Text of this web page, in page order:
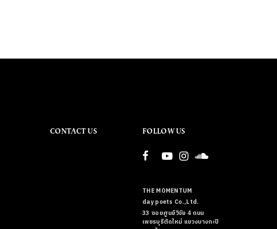
CONTACT US FOLLOW US
THE MOMENTUM
day poets Co.,Ltd.
33 ซอยศูนย์วิจัย 4 ถนน
เพชรบุรีตัดใหม่ แขวงบางกะปิ